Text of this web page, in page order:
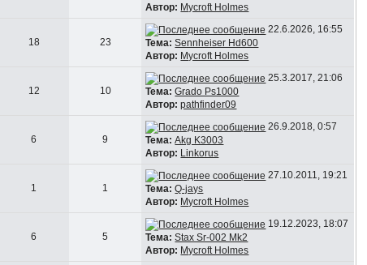
Автор: Mycroft Holmes
18 23
22.6.2026, 16:55
Тема: Sennheiser Hd600
Автор: Mycroft Holmes
12 10
25.3.2017, 21:06
Тема: Grado Ps1000
Автор: pathfinder09
6 9
26.9.2018, 0:57
Тема: Akg K3003
Автор: Linkorus
1 1
27.10.2011, 19:21
Тема: Q-jays
Автор: Mycroft Holmes
6 5
19.12.2023, 18:07
Тема: Stax Sr-002 Mk2
Автор: Mycroft Holmes